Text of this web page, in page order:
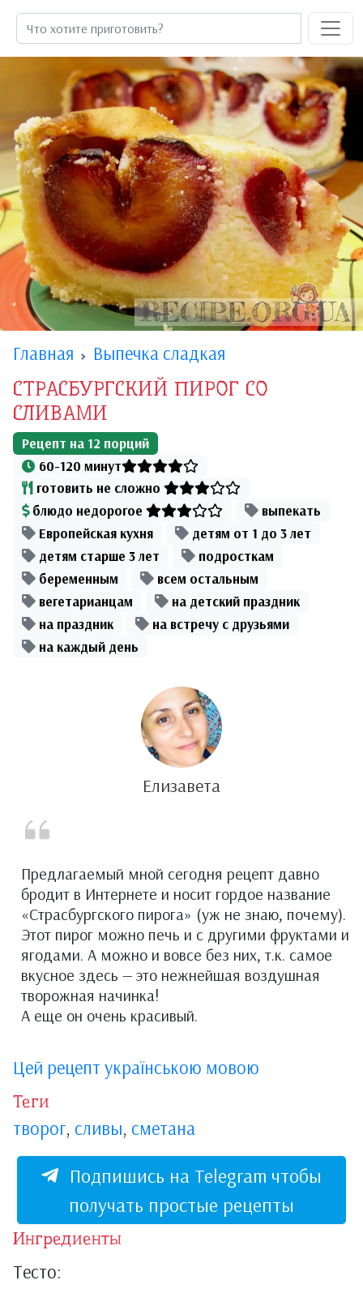
Главная Выпечка сладкая
СТРАСБУРГСКИЙ ПИРОГ СО
СЛИВАМИ
Рецепт на 12 порций
60-120 минут
готовить не сложно
блюдо недорогое
выпекать
Европейская кухня
детям от 1 до 3 лет
детям старше 3 лет
подросткам
беременным
всем остальным
вегетарианцам
на детский праздник
на праздник
на встречу с друзьями
на каждый день
Елизавета
Предлагаемый мной сегодня рецепт давно
бродит в Интернете и носит гордое название
«Страсбургского пирога» (уж не знаю, почему).
Этот пирог можно печь и с другими фруктами и
ягодами. А можно и вовсе без них, т.к. самое
вкусное здесь — это нежнейшая воздушная
творожная начинка!
А еще он очень красивый.
Цей рецепт українською мовою
Теги
творог, сливы, сметана
Подпишись на Telegram чтобы
получать простые рецепты
Ингредиенты
Тесто: